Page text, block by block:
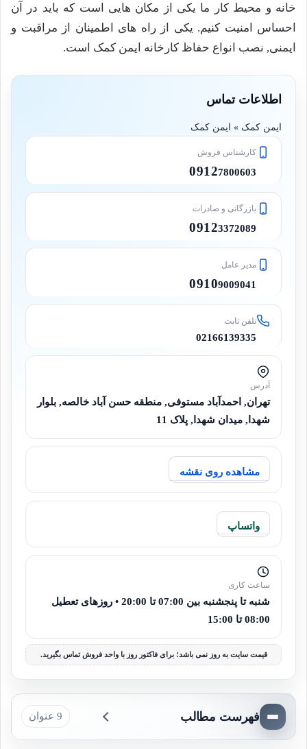
خانه و محیط کار ما یکی از مکان هایی است که باید در آن
احساس امنیت کنیم. یکی از راه های اطمینان از مراقبت و
ایمنی, نصب انواع حفاظ کارخانه ایمن کمک است.
اطلاعات تماس
ایمن کمک » ایمن کمک
کارشناس فروش
09127800603
بازرگانی و صادرات
09123372089
مدیر عامل
09109009041
تلفن ثابت
02166139335
آدرس
تهران, احمدآباد مستوفی, منطقه حسن آباد خالصه, بلوار
شهدا, میدان شهدا, پلاک 11
مشاهده روی نقشه
واتساپ
ساعت کاری
شنبه تا پنجشنبه بین 07:00 تا 20:00 • روزهای تعطیل
08:00 تا 15:00
قیمت سایت به روز نمی باشد؛ برای فاکتور روز با واحد فروش تماس بگیرید.
فهرست مطالب 9 عنوان